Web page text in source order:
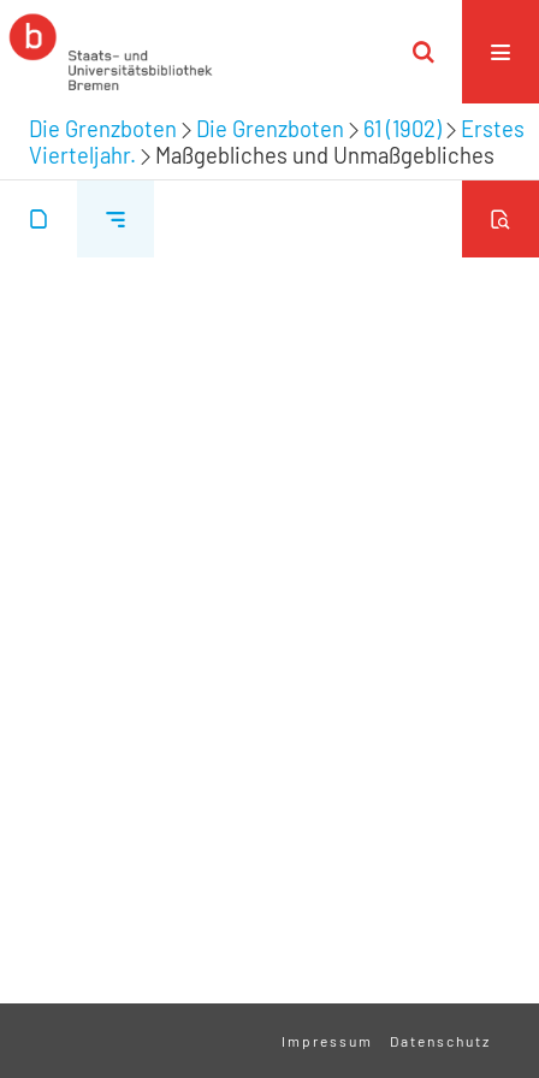
Die Grenzboten Die Grenzboten 61 (1902)
Erstes
Vierteljahr.
Maßgebliches und Unmaßgebliches
Impressum Datenschutz